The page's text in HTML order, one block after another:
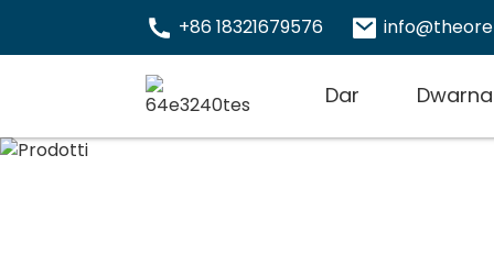
+86 18321679576
Dar Dwarna